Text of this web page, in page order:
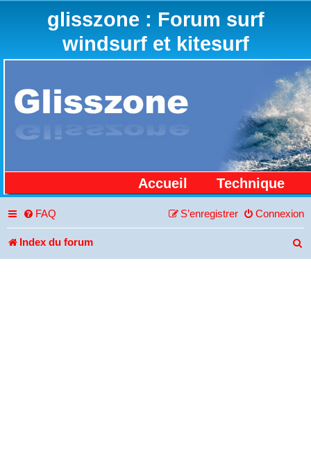
glisszone : Forum surf
windsurf et kitesurf
Accueil Technique
FAQ Connexion
S’enregistrer
Index du forum